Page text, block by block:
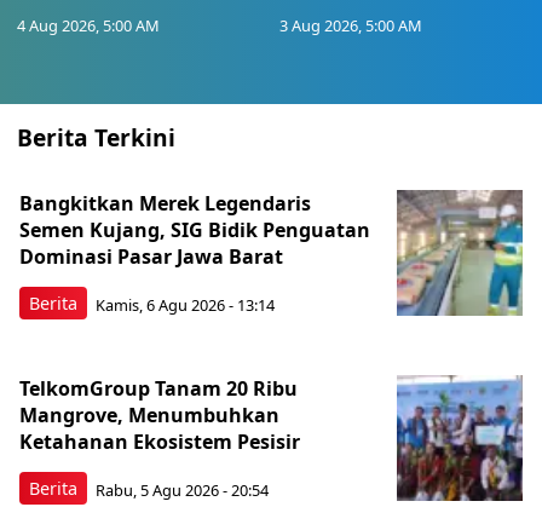
4 Aug 2026, 5:00 AM 3 Aug 2026, 5:00 AM
Berita Terkini
Berita
Bangkitkan Merek Legendaris
Semen Kujang, SIG Bidik Penguatan
Dominasi Pasar Jawa Barat
Kamis, 6 Agu 2026 - 13:14
Berita
TelkomGroup Tanam 20 Ribu
Mangrove, Menumbuhkan
Ketahanan Ekosistem Pesisir
Rabu, 5 Agu 2026 - 20:54